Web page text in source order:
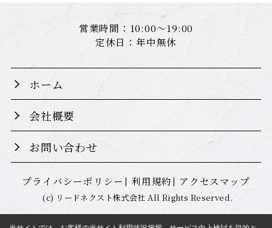
営業時間：10:00～19:00
定休日：年中無休
ホーム
会社概要
お問い合わせ
プライバシーポリシー 利用規約 アクセスマップ
(c) リードネクスト株式会社 All Rights Reserved.